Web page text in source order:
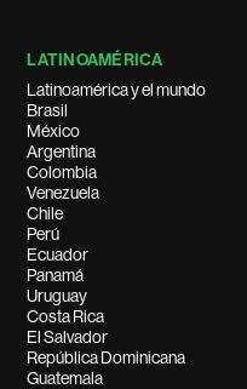
LATINOAMÉRICA
Latinoamérica y el mundo
Brasil
México
Argentina
Colombia
Venezuela
Chile
Perú
Ecuador
Panamá
Uruguay
Costa Rica
El Salvador
República Dominicana
Guatemala